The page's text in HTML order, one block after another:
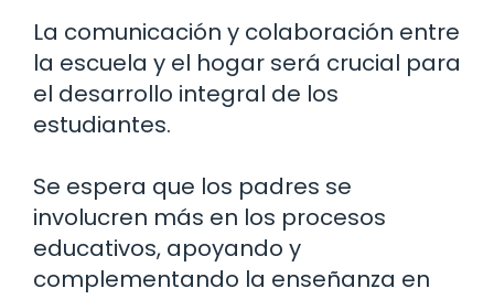
La comunicación y colaboración entre
la escuela y el hogar será crucial para
el desarrollo integral de los
estudiantes.
Se espera que los padres se
involucren más en los procesos
educativos, apoyando y
complementando la enseñanza en